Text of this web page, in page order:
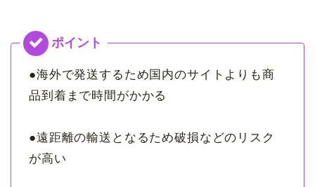
●海外で発送するため国内のサイトよりも商
品到着まで時間がかかる
●遠距離の輸送となるため破損などのリスク
が高い